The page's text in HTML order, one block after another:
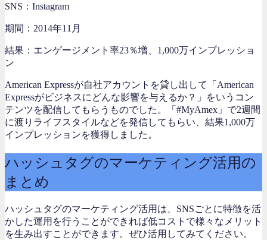
SNS：Instagram
期間：2014年11月
結果：エンゲージメント率23％増、1,000万インプレッショ
ン
American Expressが自社アカウントを貸し出して「American
Expressがビジネスにどんな影響を与えるか？」をいうコン
テンツを配信してもらうものでした。「#MyAmex」で2週間
に渡りライフスタイルなどを発信してもらい、結果1,000万
インプレッションを獲得しました。
ハッシュタグのマーケティング活用の
まとめ
ハッシュタグのマーケティング活用は、SNSごとに特徴を活
かした運用を行うことができれば低コストで様々なメリット
を生み出すことができます。ぜひ活用してみてください。